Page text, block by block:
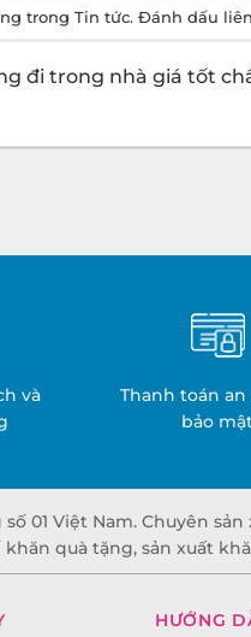
trongTin tức. Đánh dấu
đi trong nhà giá tốt
và
Thanh toán an
bảo
01 Việt Nam. Chuyên
quà tặng, sản xuất
HƯỚNG